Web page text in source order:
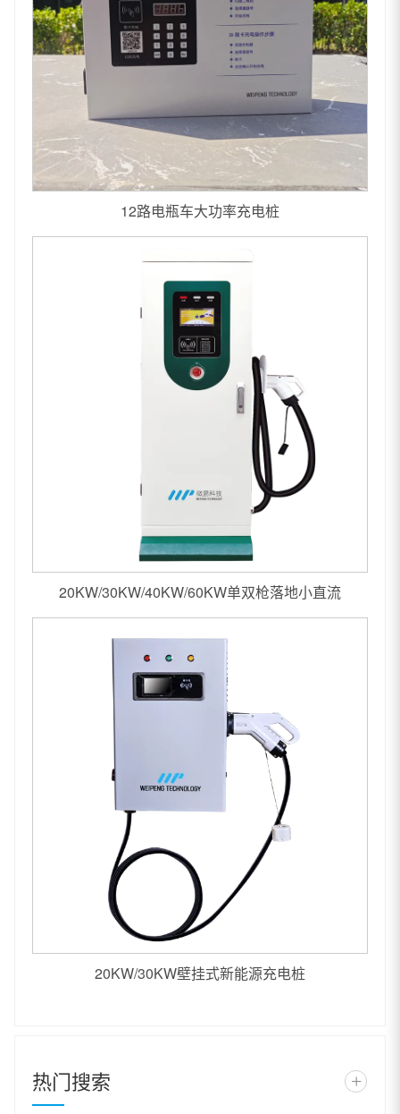
12路电瓶车大功率充电桩
20KW/30KW/40KW/60KW单双枪落地小直流
20KW/30KW壁挂式新能源充电桩
热门搜索 +